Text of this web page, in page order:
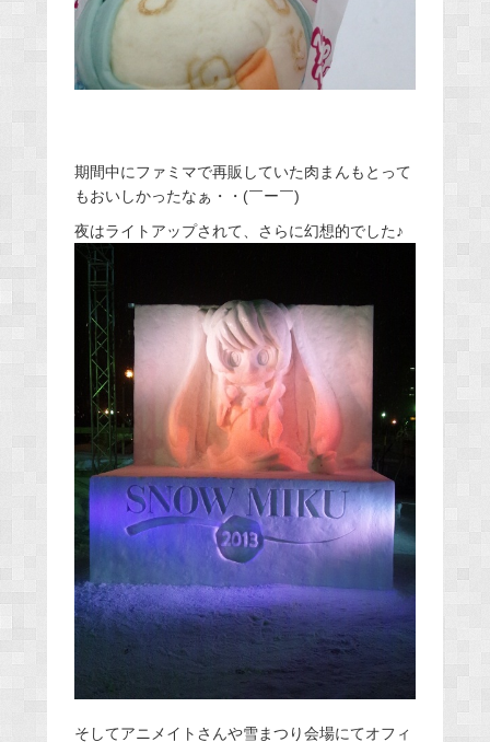
期間中にファミマで再販していた肉まんもとって
もおいしかったなぁ・・(￣ー￣)
夜はライトアップされて、さらに幻想的でした♪
そしてアニメイトさんや雪まつり会場にてオフィ